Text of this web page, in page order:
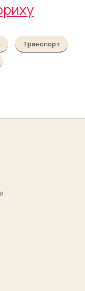
Транспорт